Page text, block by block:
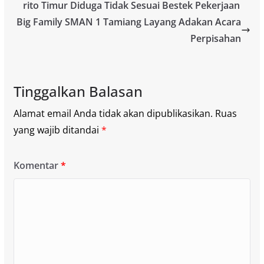
rito Timur Diduga Tidak Sesuai Bestek Pekerjaan
Big Family SMAN 1 Tamiang Layang Adakan Acara
Perpisahan
Tinggalkan Balasan
Alamat email Anda tidak akan dipublikasikan. Ruas
yang wajib ditandai *
Komentar*